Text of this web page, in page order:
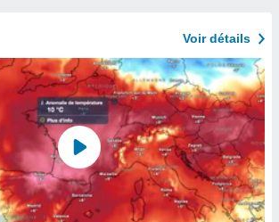
Voir détails